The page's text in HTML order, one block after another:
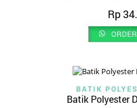
Rp
BATIK
Batik Polyester